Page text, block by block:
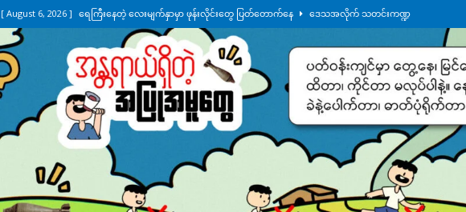
[ August 6, 2026 ] ရေကြီးနေတဲ့ လေးမျက်နှာမှာ ဖုန်းလိုင်းတွေ ပြတ်တောက်နေ ဒေသအလိုက် သတင်းကဏ္ဍ
[ August 5, 2026 ] ရန်ကုန်မြို့မှာ ကားမှန်ခွဲခံရတာတွေ ဆက်တိုက်ဖြစ်
[ August 5, 2026 ] ဂျပန်ရဲ့ ဒုံးကျည်စမ်းသပ်မှုကို မြောက်ကိုရီးယား ဝေဖန် နိုင်ငံတကာရေးရာ
[ August 5, 2026 ] ငဝန်တာကျိုးပြီး ရေကြီးနေချိန် စစ်တပ်က ဧရာဝတီတိုင်းအတွင်းမှာ နေ့စဉ် ထိုးစစ်ဆင်နေ ဒေသ
အလိုက် သတင်းကဏ္ဍ
[ August 6, 2026 ] လေးမျက်နှာမှာ ရေဘေးကူနေတဲ့ ငသိုင်းချောင်းဒေသခံ လူငယ်တဦး ရေစီးနဲ့မျောပါသေဆုံး ဒေသ
အလိုက် သတင်းကဏ္ဍ